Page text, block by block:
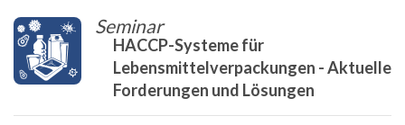
Seminar
HACCP-Systeme für
Lebensmittelverpackungen - Aktuelle
Forderungen und Lösungen